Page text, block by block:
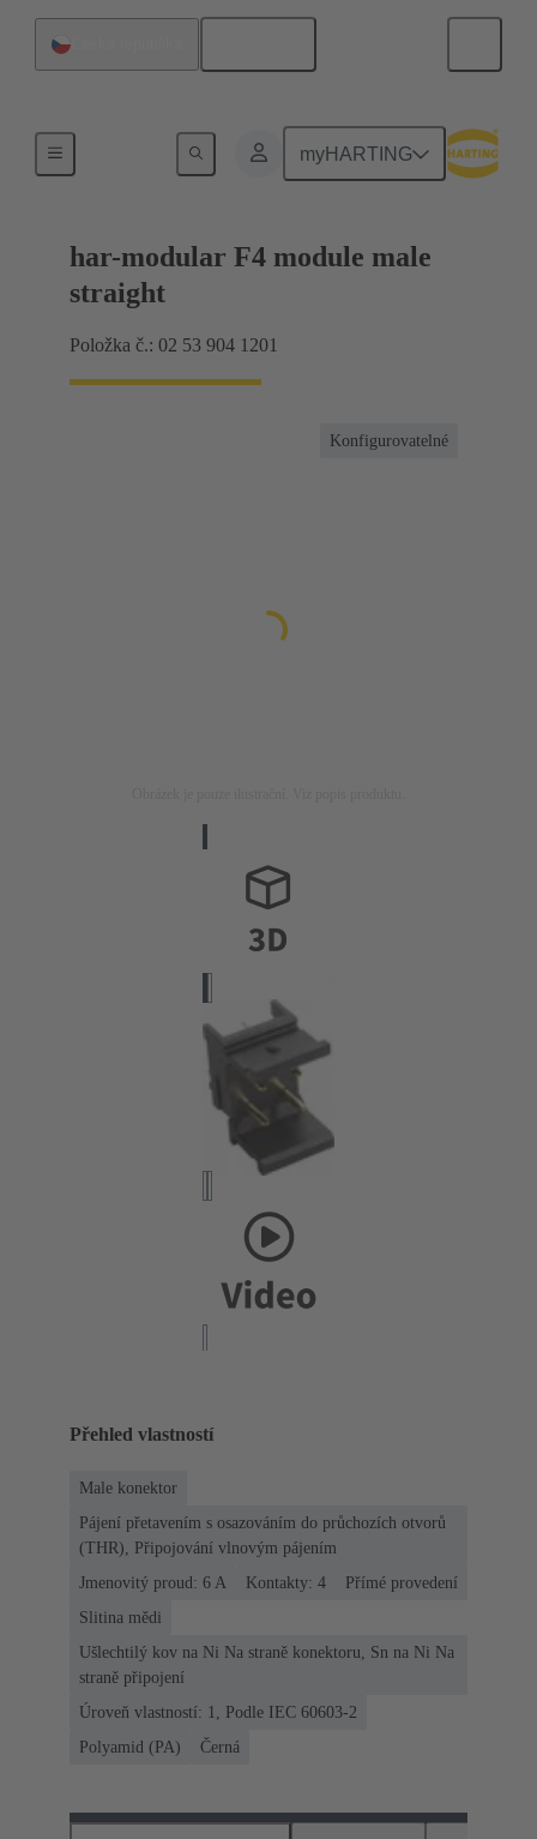
myHARTING
har-modular F4 module male
straight
Položka č.: 02 53 904 1201
Konfigurovatelné
Přehled vlastností
Male konektor
Pájení přetavením s osazováním do průchozích otvorů
(THR), Připojování vlnovým pájením
Jmenovitý proud: ‌6 A
Kontakty: 4
Přímé provedení
Slitina mědi
Ušlechtilý kov na Ni Na straně konektoru, Sn na Ni Na
straně připojení
Úroveň vlastností: 1, Podle IEC 60603-2
Polyamid (PA)
Černá